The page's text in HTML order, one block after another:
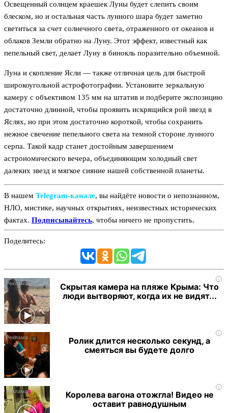
Освещенный солнцем краешек Луны будет слепить своим
блеском, но и остальная часть лунного шара будет заметно
светиться за счет солнечного света, отраженного от океанов и
облаков Земли обратно на Луну. Этот эффект, известный как
пепельный свет, делает Луну в бинокль поразительно объемной.
Луна и скопление Ясли — также отличная цель для быстрой
широкоугольной астрофотографии. Установите зеркальную
камеру с объективом 135 мм на штатив и подберите экспозицию
достаточно длинной, чтобы проявить искрящийся рой звезд в
Яслях, но при этом достаточно короткой, чтобы сохранить
нежное свечение пепельного света на темной стороне лунного
серпа. Такой кадр станет достойным завершением
астрономического вечера, объединяющим холодный свет
далеких звезд и мягкое сияние нашей собственной планеты.
В нашем Telegram‑канале, вы найдёте новости о непознанном,
НЛО, мистике, научных открытиях, неизвестных исторических
фактах. Подписывайтесь, чтобы ничего не пропустить.
Поделитесь:
i
Скрытая камера на пляже Крыма: Что
люди вытворяют, когда их не видят...
i
Ролик длится несколько секунд, а
смеяться вы будете долго
i
Королева вагона отожгла! Видео не
оставит равнодушным